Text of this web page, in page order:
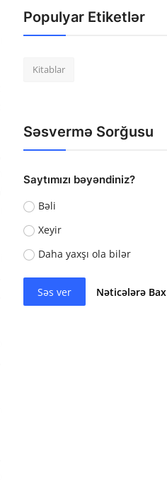
Populyar Etiketlər
Kitablar
Səsvermə Sorğusu
Saytımızı bəyəndiniz?
Bəli
Xeyir
Daha yaxşı ola bilər
Səs ver Nəticələrə Bax